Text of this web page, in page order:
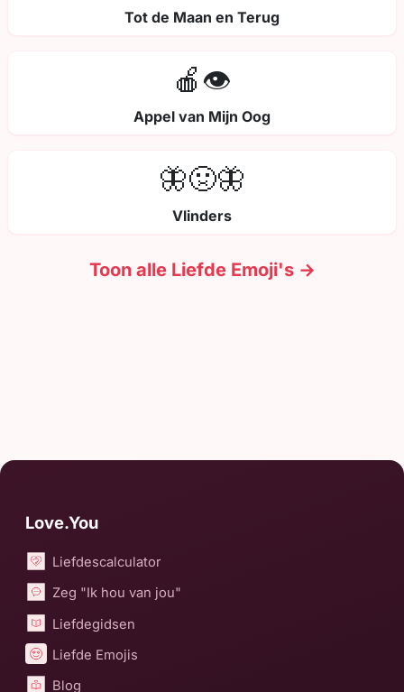
Tot de Maan en Terug
🍎👁️
Appel van Mijn Oog
🦋🤢🦋
Vlinders
Toon alle Liefde Emoji's →
Love.You
Liefdescalculator
Zeg "Ik hou van jou"
Liefdegidsen
Liefde Emojis
Blog